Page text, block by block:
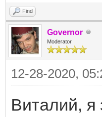
Find
Governor
Moderator
12-28-2020,
Виталий, я